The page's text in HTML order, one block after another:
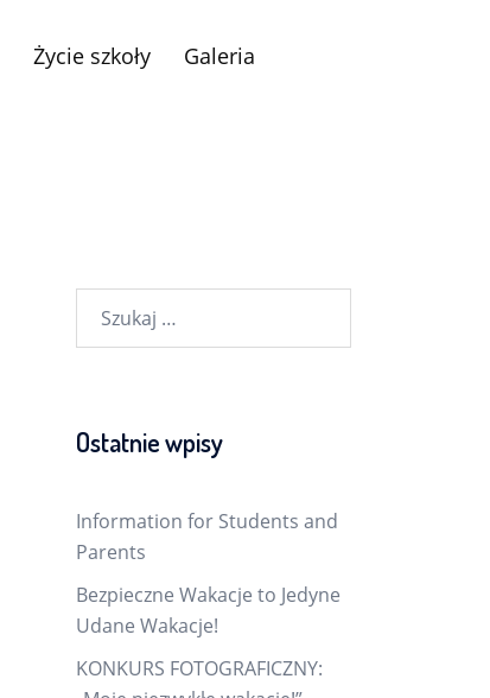
Życie szkoły
Galeria
Ostatnie wpisy
Information for Students and
Parents
Bezpieczne Wakacje to Jedyne
Udane Wakacje!
KONKURS FOTOGRAFICZNY: